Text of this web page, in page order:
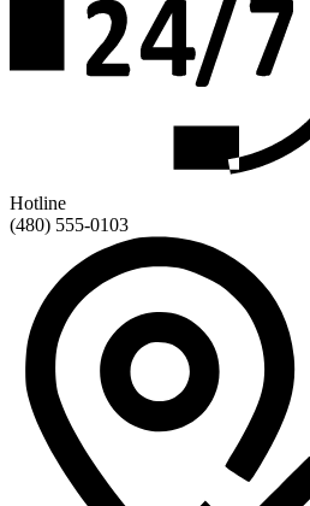
Hotline
(480) 555-0103